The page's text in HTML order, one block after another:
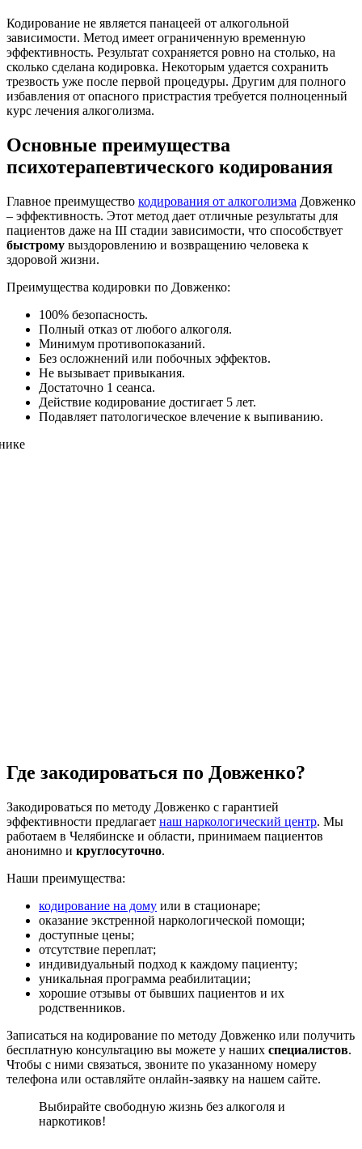
Кодирование не является панацеей от алкогольной
зависимости. Метод имеет ограниченную временную
эффективность. Результат сохраняется ровно на столько, на
сколько сделана кодировка. Некоторым удается сохранить
трезвость уже после первой процедуры. Другим для полного
избавления от опасного пристрастия требуется полноценный
курс лечения алкоголизма.
Основные преимущества
психотерапевтического кодирования
Главное преимущество кодирования от алкоголизма Довженко
– эффективность. Этот метод дает отличные результаты для
пациентов даже на III стадии зависимости, что способствует
быстрому выздоровлению и возвращению человека к
здоровой жизни.
Преимущества кодировки по Довженко:
100% безопасность.
Полный отказ от любого алкоголя.
Минимум противопоказаний.
Без осложнений или побочных эффектов.
Не вызывает привыкания.
Достаточно 1 сеанса.
Действие кодирование достигает 5 лет.
Подавляет патологическое влечение к выпиванию.
Где закодироваться по Довженко?
Закодироваться по методу Довженко с гарантией
эффективности предлагает наш наркологический центр. Мы
работаем в Челябинске и области, принимаем пациентов
анонимно и круглосуточно.
Наши преимущества:
кодирование на дому или в стационаре;
оказание экстренной наркологической помощи;
доступные цены;
отсутствие переплат;
индивидуальный подход к каждому пациенту;
уникальная программа реабилитации;
хорошие отзывы от бывших пациентов и их
родственников.
Записаться на кодирование по методу Довженко или получить
бесплатную консультацию вы можете у наших специалистов.
Чтобы с ними связаться, звоните по указанному номеру
телефона или оставляйте онлайн-заявку на нашем сайте.
Выбирайте свободную жизнь без алкоголя и
наркотиков!